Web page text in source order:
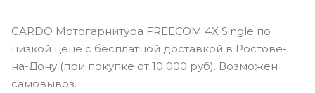
CARDO Мотогарнитура FREECOM 4X Single по
низкой цене с бесплатной доставкой в Ростове-
на-Дону (при покупке от 10 000 руб). Возможен
самовывоз.